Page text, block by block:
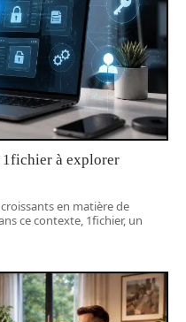
1fichier à explorer
en matière de
ce contexte, 1fichier, un